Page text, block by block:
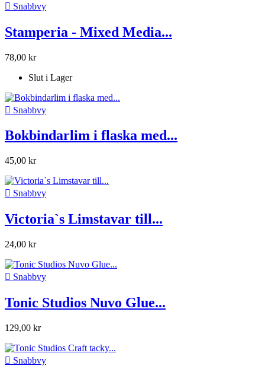
 Snabbvy
Stamperia - Mixed Media...
78,00 kr
Slut i Lager
 Snabbvy
Bokbindarlim i flaska med...
45,00 kr
 Snabbvy
Victoria`s Limstavar till...
24,00 kr
 Snabbvy
Tonic Studios Nuvo Glue...
129,00 kr
 Snabbvy